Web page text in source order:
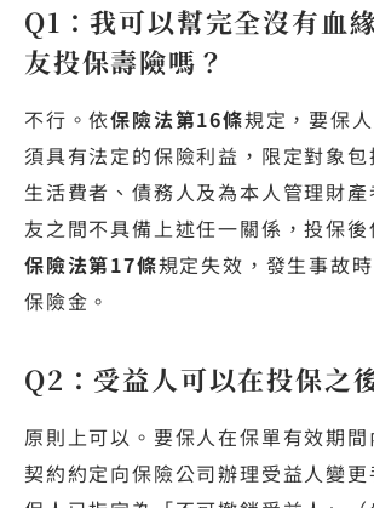
Q1：我可以幫完全沒有血
友投保壽險嗎？
不行。依保險法第16條規定，要保
須具有法定的保險利益，限定對象
生活費者、債務人及為本人管理財
友之間不具備上述任一關係，投保
保險法第17條規定失效，發生事故
保險金。
Q2：受益人可以在投保之
原則上可以。要保人在保單有效期
契約約定向保險公司辦理受益人變